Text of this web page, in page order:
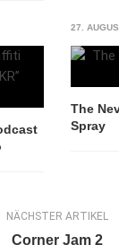
27.
The
Spray
NÄCHSTER ARTIKEL
Corner Jam 2